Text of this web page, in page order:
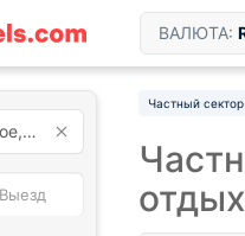
ВАЛЮТА:
Частный сектор